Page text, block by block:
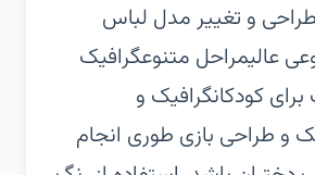
و تغییر مدل لباس
عالیمراحل متنوعگرافیک
کودکانگرافیک و
و طراحی بازی طوری انجام